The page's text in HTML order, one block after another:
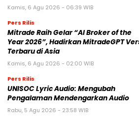
Kamis, 6 Agu 2026 - 06:39 WIB
Pers Rilis
Mitrade Raih Gelar “AI Broker of the
Year 2026”, Hadirkan MitradeGPT
Terbaru di Asia
Kamis, 6 Agu 2026 - 02:00 WIB
Pers Rilis
UNISOC Lyric Audio: Mengubah
Pengalaman Mendengarkan Audio
Rabu, 5 Agu 2026 - 23:58 WIB